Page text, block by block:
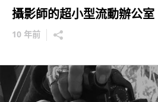
攝影師的超小型流動辦公室
10 年前